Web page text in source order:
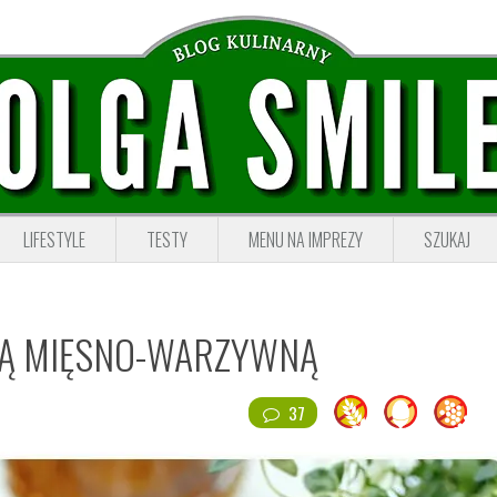
LIFESTYLE TESTY MENU NA IMPREZY SZUKAJ
MIĘSNO-WARZYWNĄ
37